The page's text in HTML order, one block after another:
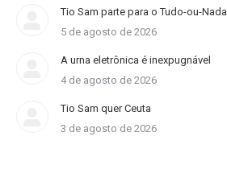
Tio Sam parte para o Tudo-ou-Nada
5 de agosto de 2026
A urna eletrônica é inexpugnável
4 de agosto de 2026
Tio Sam quer Ceuta
3 de agosto de 2026